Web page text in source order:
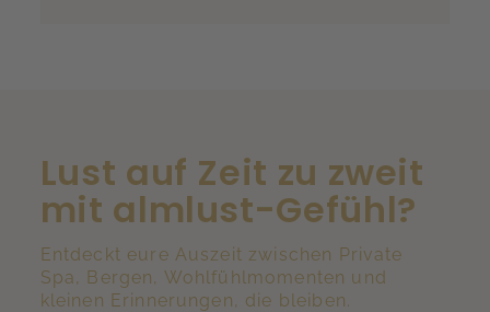
Lust auf Zeit zu zweit
mit almlust-Gefühl?
Entdeckt eure Auszeit zwischen Private
Spa, Bergen, Wohlfühlmomenten und
kleinen Erinnerungen, die bleiben.